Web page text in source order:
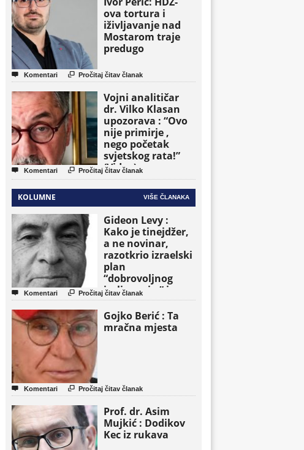
jedinice
ova tortura i
iživljavanje nad
Mostarom traje
predugo
 Komentari  Pročitaj čitav članak
Vojni analitičar
dr. Vilko Klasan
upozorava : “Ovo
nije primirje ,
nego početak
svjetskog rata!”
(Video)
 Komentari  Pročitaj čitav članak
KOLUMNE VIŠE ČLANAKA
Gideon Levy :
Kako je tinejdžer,
a ne novinar,
razotkrio izraelski
plan
“dobrovoljnog
iseljavanja ” iz
Gaze
 Komentari  Pročitaj čitav članak
Gojko Berić : Ta
mračna mjesta
 Komentari  Pročitaj čitav članak
Prof. dr. Asim
Mujkić : Dodikov
Kec iz rukava